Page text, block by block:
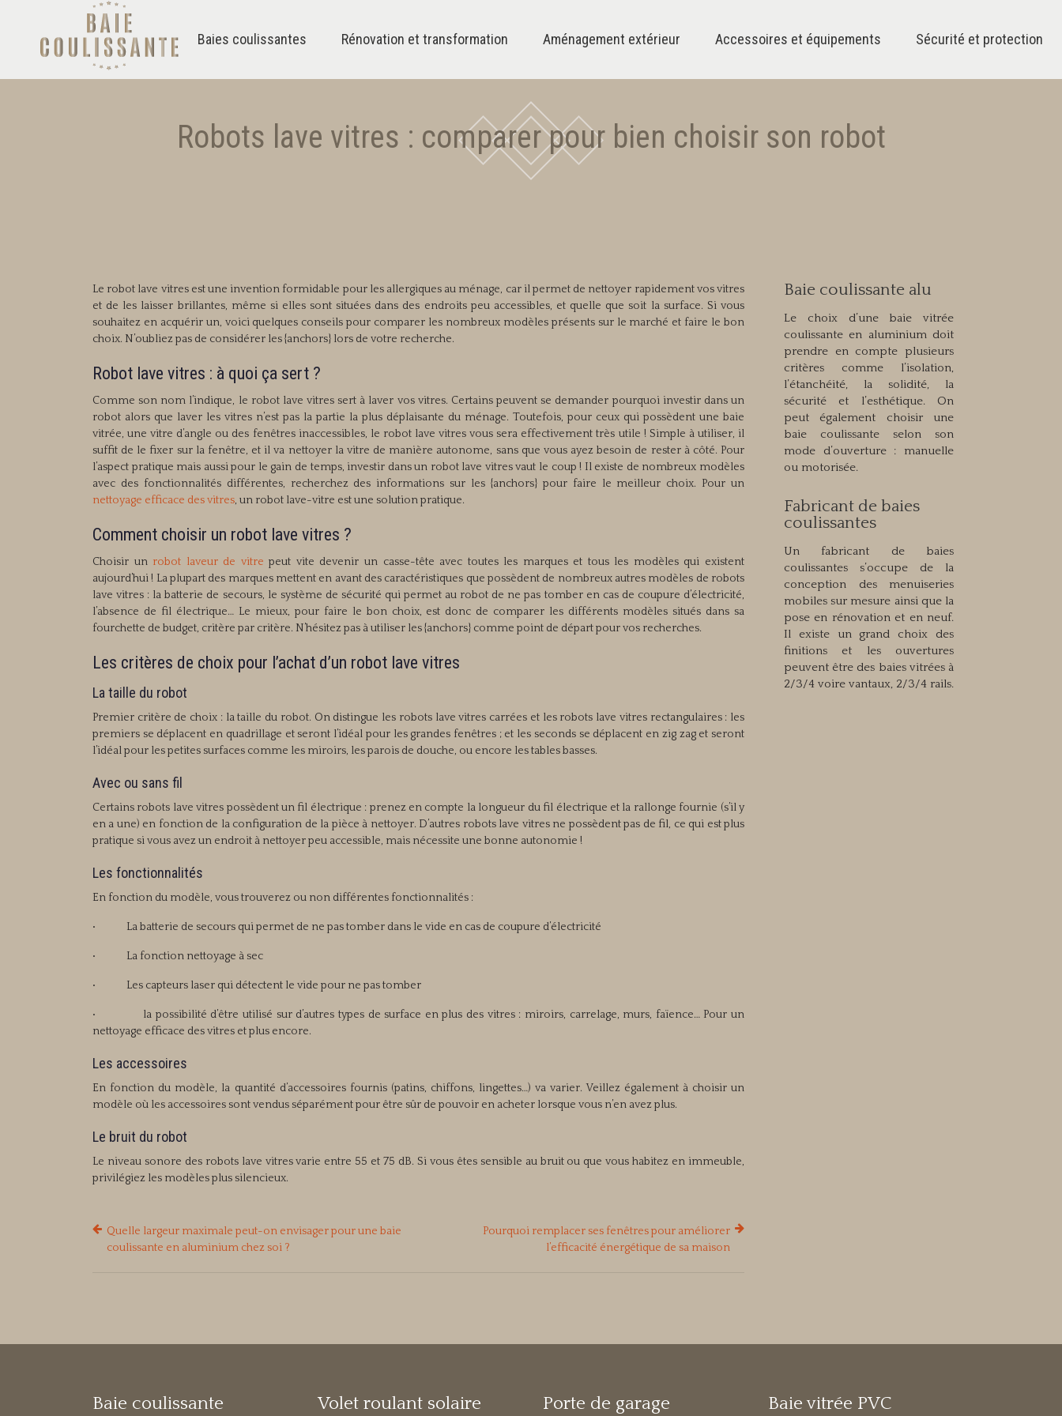
Baies coulissantes Rénovation et transformation Aménagement extérieur Accessoires et équipements Sécurité et protection
Robots lave vitres : comparer pour bien choisir son robot
Le robot lave vitres est une invention formidable pour les allergiques au ménage, car il permet de nettoyer rapidement vos vitres
et de les laisser brillantes, même si elles sont situées dans des endroits peu accessibles, et quelle que soit la surface. Si vous
souhaitez en acquérir un, voici quelques conseils pour comparer les nombreux modèles présents sur le marché et faire le bon
choix. N’oubliez pas de considérer les {anchors} lors de votre recherche.
Robot lave vitres : à quoi ça sert ?
Comme son nom l’indique, le robot lave vitres sert à laver vos vitres. Certains peuvent se demander pourquoi investir dans un
robot alors que laver les vitres n’est pas la partie la plus déplaisante du ménage. Toutefois, pour ceux qui possèdent une baie
vitrée, une vitre d’angle ou des fenêtres inaccessibles, le robot lave vitres vous sera effectivement très utile ! Simple à utiliser, il
suffit de le fixer sur la fenêtre, et il va nettoyer la vitre de manière autonome, sans que vous ayez besoin de rester à côté. Pour
l’aspect pratique mais aussi pour le gain de temps, investir dans un robot lave vitres vaut le coup ! Il existe de nombreux modèles
avec des fonctionnalités différentes, recherchez des informations sur les {anchors} pour faire le meilleur choix. Pour un
nettoyage efficace des vitres, un robot lave-vitre est une solution pratique.
Comment choisir un robot lave vitres ?
Choisir un robot laveur de vitre peut vite devenir un casse-tête avec toutes les marques et tous les modèles qui existent
aujourd’hui ! La plupart des marques mettent en avant des caractéristiques que possèdent de nombreux autres modèles de robots
lave vitres : la batterie de secours, le système de sécurité qui permet au robot de ne pas tomber en cas de coupure d’électricité,
l’absence de fil électrique… Le mieux, pour faire le bon choix, est donc de comparer les différents modèles situés dans sa
fourchette de budget, critère par critère. N’hésitez pas à utiliser les {anchors} comme point de départ pour vos recherches.
Les critères de choix pour l’achat d’un robot lave vitres
La taille du robot
Premier critère de choix : la taille du robot. On distingue les robots lave vitres carrées et les robots lave vitres rectangulaires : les
premiers se déplacent en quadrillage et seront l’idéal pour les grandes fenêtres ; et les seconds se déplacent en zig zag et seront
l’idéal pour les petites surfaces comme les miroirs, les parois de douche, ou encore les tables basses.
Avec ou sans fil
Certains robots lave vitres possèdent un fil électrique : prenez en compte la longueur du fil électrique et la rallonge fournie (s’il y
en a une) en fonction de la configuration de la pièce à nettoyer. D’autres robots lave vitres ne possèdent pas de fil, ce qui est plus
pratique si vous avez un endroit à nettoyer peu accessible, mais nécessite une bonne autonomie !
Les fonctionnalités
En fonction du modèle, vous trouverez ou non différentes fonctionnalités :
• La batterie de secours qui permet de ne pas tomber dans le vide en cas de coupure d’électricité
• La fonction nettoyage à sec
• Les capteurs laser qui détectent le vide pour ne pas tomber
• la possibilité d’être utilisé sur d’autres types de surface en plus des vitres : miroirs, carrelage, murs, faïence… Pour un
nettoyage efficace des vitres et plus encore.
Les accessoires
En fonction du modèle, la quantité d’accessoires fournis (patins, chiffons, lingettes…) va varier. Veillez également à choisir un
modèle où les accessoires sont vendus séparément pour être sûr de pouvoir en acheter lorsque vous n’en avez plus.
Le bruit du robot
Le niveau sonore des robots lave vitres varie entre 55 et 75 dB. Si vous êtes sensible au bruit ou que vous habitez en immeuble,
privilégiez les modèles plus silencieux.
Quelle largeur maximale peut-on envisager pour une baie
coulissante en aluminium chez soi ?
Pourquoi remplacer ses fenêtres pour améliorer
l’efficacité énergétique de sa maison
Baie coulissante alu
Le choix d’une baie vitrée
coulissante en aluminium doit
prendre en compte plusieurs
critères comme l’isolation,
l’étanchéité, la solidité, la
sécurité et l’esthétique. On
peut également choisir une
baie coulissante selon son
mode d’ouverture : manuelle
ou motorisée.
Fabricant de baies
coulissantes
Un fabricant de baies
coulissantes s’occupe de la
conception des menuiseries
mobiles sur mesure ainsi que la
pose en rénovation et en neuf.
Il existe un grand choix des
finitions et les ouvertures
peuvent être des baies vitrées à
2/3/4 voire vantaux, 2/3/4 rails.
Baie coulissante Volet roulant solaire Porte de garage Baie vitrée PVC